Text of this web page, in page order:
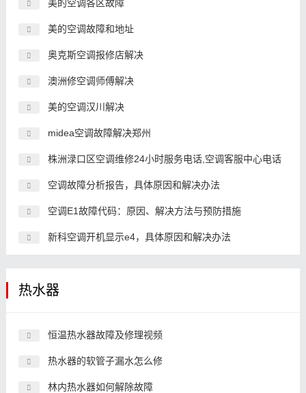
美的空调各区故障
美的空调故障和地址
奥克斯空调报修店解决
澳洲修空调师傅解决
美的空调汉川解决
midea空调故障解决郑州
株洲渌口区空调维修24小时服务电话,空调客服中心电话
空调故障分析报告，具体原因和解决办法
空调E1故障代码：原因、解决方法与预防措施
新科空调开机显示e4，具体原因和解决办法
热水器
恒温热水器故障及修理视频
热水器的软管子漏水怎么修
林内热水器如何解除故障